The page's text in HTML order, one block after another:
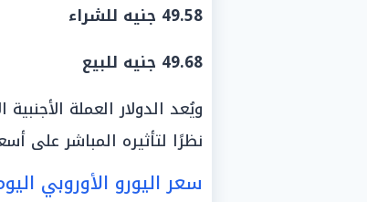
49.58 جنيه للشراء
49.68 جنيه للبيع
ويُعد الدولار العملة
نظرًا لتأثيره المباشر على
سعر اليورو الأوروبي